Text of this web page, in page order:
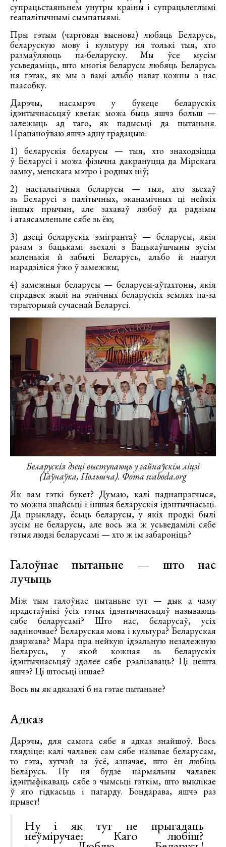
супрацьстаяньнем унутры краіны і супрацьлеглымі
геапалітычнымі сымпатыямі.
Пры гэтым (чарговая выснова) любяць Беларусь,
беларускую мову і культуру ня толькі тыя, хто
размаўляюць па-беларуску. Мы ўсе мусім
усьведаміць, што многія беларусы любяць Беларусь
ня гэтак, як мы з вамі альбо нават кожны з нас
паасобку.
Дарэчы, насамрэч у букеце беларускіх
ідэнтычнасьцяў кветак можа быць яшчэ больш —
залежыць ад таго, як падысьці да пытаньня.
Прапаноўваю яшчэ адну градацыю:
1) беларускія беларусы — тыя, хто знаходзіцца
ў Беларусі і можа фізычна дакрануцца да Мірскага
замку, менскага мэтро і родных ніў;
2) настальгічныя беларусы — тыя, хто зьехаў
зь Беларусі з палітычных, эканамічных ці нейкіх
іншых прычын, але захаваў любоў да радзімы
і атаясамленьне сябе зь ёю;
3) дзеці беларускіх эмігрантаў — беларусы, якія
разам з бацькамі зьехалі з Бацькаўшчыны зусім
маленькія й забылі Беларусь, альбо й наагул
нарадзіліся ўжо ў замежжы;
4) замежныя беларусы — беларусы-аўтахтоны, якія
спрадвек жылі на этнічных беларускіх землях па-за
тэрыторыяй сучаснай Беларусі.
Беларускія дзеці выступаюць у гайнаўскім ліцэі
(Гаўнаўка, Польшча). Фота svaboda.org
Як вам гэткі букет? Думаю, калі паднапрэгчыся,
то можна знайсьці і іншыя беларускія ідэнтычнасьці.
Да прыкладу, ёсьць беларусы, у якіх продкі былі
зусім не беларусы, але вось жа ж усьведамілі сябе
гэтыя людзі беларусамі — хто ж ім забароніць?
Галоўнае пытаньне — што нас
лучыць
Між тым галоўнае пытаньне тут — дык а чаму
прадстаўнікі ўсіх гэтых ідэнтычнасьцяў называюць
сябе беларусамі? Што нас, беларусаў, усіх
задзіночвае? Беларуская мова і культура? Беларуская
дзяржава? Мара пра нейкую ідэальную незалежную
Беларусь, у якой кожная зь беларускіх
ідэнтычнасьцяў здолее сябе рэалізаваць? Ці нешта
яшчэ? Ці штосьці іншае?
Вось вы як адказалі б на гэтае пытаньне?
Адказ
Дарэчы, для самога сябе я адказ знайшоў. Вось
глядзіце: калі чалавек сам сябе называе беларусам,
то гэта, хутчэй за ўсё, азначае, што ён любіць
Беларусь. Ну ня будзе нармальны чалавек
ідэнтыфікаваць сябе з чымсьці гэткім, што выклікае
ў яго гідкасьць і пагарду. Бондарава, яшчэ раз
прывет!
Ну і як тут не прыгадаць
неўміручае: Каго любіш?